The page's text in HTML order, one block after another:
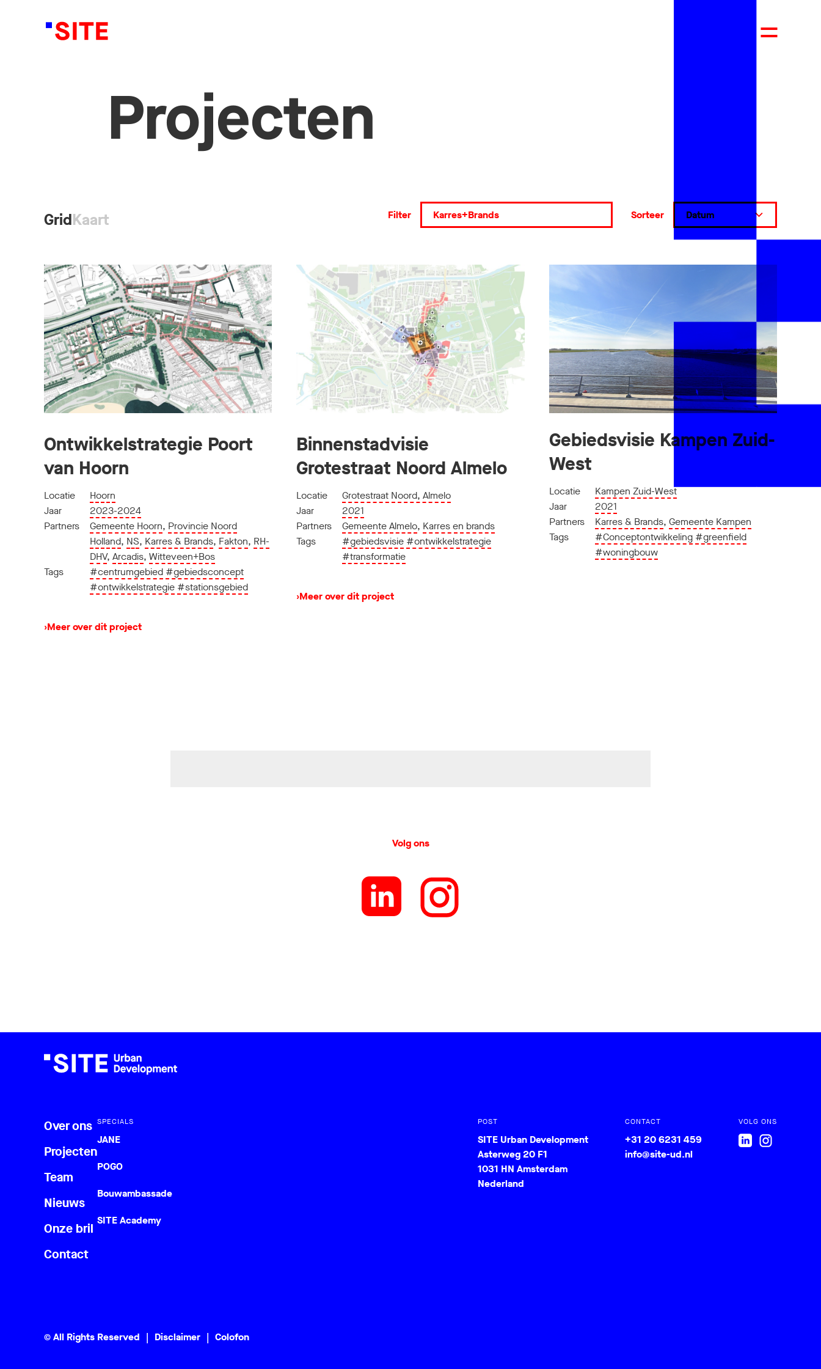
Projecten
GridKaart Filter Sorteer
Ontwikkelstrategie Poort
van Hoorn
Locatie
Hoorn
Jaar
2023-2024
Partners
Gemeente Hoorn, Provincie Noord
Holland, NS, Karres & Brands, Fakton, RH-
DHV, Arcadis, Witteveen+Bos
Tags
#centrumgebied #gebiedsconcept
#ontwikkelstrategie #stationsgebied
›Meer over dit project
Binnenstadvisie
Grotestraat Noord Almelo
Locatie
Grotestraat Noord, Almelo
Jaar
2021
Partners
Gemeente Almelo, Karres en brands
Tags
#gebiedsvisie #ontwikkelstrategie
#transformatie
›Meer over dit project
Gebiedsvisie Kampen Zuid-
West
Locatie
Kampen Zuid-West
Jaar
2021
Partners
Karres & Brands, Gemeente Kampen
Tags
#Conceptontwikkeling #greenfield
#woningbouw
Volg ons
Over ons
Projecten
Team
Nieuws
Onze bril
Contact
SPECIALS
JANE
POGO
Bouwambassade
SITE Academy
POST
SITE Urban Development
Asterweg 20 F1
1031 HN Amsterdam
Nederland
CONTACT
+31 20 6231 459
info@site-ud.nl
VOLG ONS
© All Rights Reserved Disclaimer Colofon